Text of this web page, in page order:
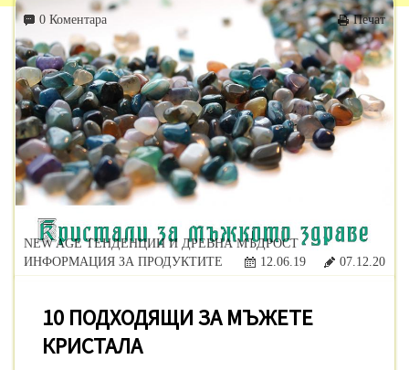
0 Коментара Печат
NEW AGE ТЕНДЕНЦИИ И ДРЕВНА МЪДРОСТ
ИНФОРМАЦИЯ ЗА ПРОДУКТИТЕ
07.12.20
12.06.19
10 ПОДХОДЯЩИ ЗА МЪЖЕТЕ
КРИСТАЛА